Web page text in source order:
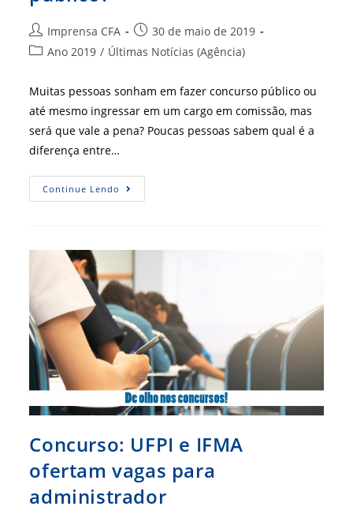
Autor
do
Imprensa CFA
Post
publicado:
30 de maio de 2019
Categoria
post:
Ano 2019 / Últimas Notícias (Agência)
Muitas pessoas sonham em fazer concurso público ou
até mesmo ingressar em um cargo em comissão, mas
será que vale a pena? Poucas pessoas sabem qual é a
diferença entre…
Continue Lendo Qual
A
Agente
Servidor
Público,
Empregado
Público?
Concurso: UFPI e IFMA
ofertam vagas para
administrador